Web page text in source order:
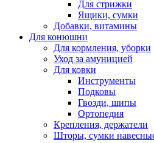
Для стрижки
Ящики, сумки
Добавки, витамины
Для конюшни
Для кормления, уборки
Уход за амуницией
Для ковки
Инструменты
Подковы
Гвозди, шипы
Ортопедия
Крепления, держатели
Шторы, сумки